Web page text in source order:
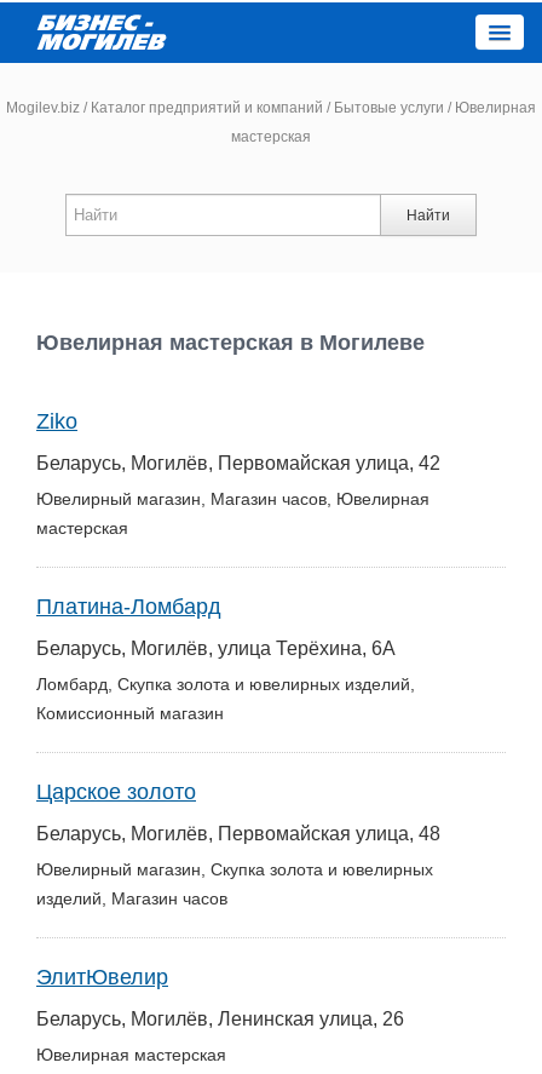
Новости
Афиша
Объявления
Погода
Курсы валют
Mogilev.biz / Каталог предприятий и компаний / Бытовые услуги /Ювелирная
мастерская
Найти
Ювелирная мастерская в Могилеве
Ziko
Беларусь, Могилёв, Первомайская улица, 42
Ювелирный магазин, Магазин часов, Ювелирная
мастерская
Платина-Ломбард
Беларусь, Могилёв, улица Терёхина, 6А
Ломбард, Скупка золота и ювелирных изделий,
Комиссионный магазин
Царское золото
Беларусь, Могилёв, Первомайская улица, 48
Ювелирный магазин, Скупка золота и ювелирных
изделий, Магазин часов
ЭлитЮвелир
Беларусь, Могилёв, Ленинская улица, 26
Ювелирная мастерская